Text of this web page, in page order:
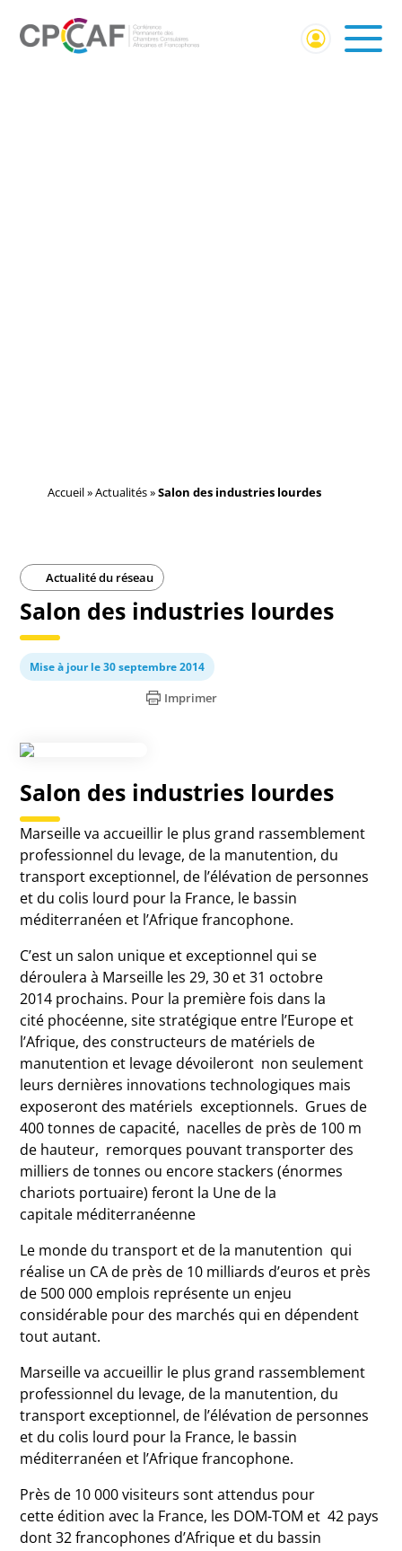
Accueil»Actualités»Salon des industries lourdes
Actualité du réseau
Salon des industries lourdes
Mise à jour le 30 septembre 2014
Imprimer
Salon des industries lourdes
Marseille va accueillir le plus grand rassemblement
professionnel du levage, de la manutention, du
transport exceptionnel, de l’élévation de personnes
et du colis lourd pour la France, le bassin
méditerranéen et l’Afrique francophone.
C’est un salon unique et exceptionnel qui se
déroulera à Marseille les 29, 30 et 31 octobre
2014 prochains. Pour la première fois dans la
cité phocéenne, site stratégique entre l’Europe et
l’Afrique, des constructeurs de matériels de
manutention et levage dévoileront non seulement
leurs dernières innovations technologiques mais
exposeront des matériels exceptionnels. Grues de
400 tonnes de capacité, nacelles de près de 100 m
de hauteur, remorques pouvant transporter des
milliers de tonnes ou encore stackers (énormes
chariots portuaire) feront la Une de la
capitale méditerranéenne
Le monde du transport et de la manutention qui
réalise un CA de près de 10 milliards d’euros et près
de 500 000 emplois représente un enjeu
considérable pour des marchés qui en dépendent
tout autant.
Marseille va accueillir le plus grand rassemblement
professionnel du levage, de la manutention, du
transport exceptionnel, de l’élévation de personnes
et du colis lourd pour la France, le bassin
méditerranéen et l’Afrique francophone.
Près de 10 000 visiteurs sont attendus pour
cette édition avec la France, les DOM-TOM et 42 pays
dont 32 francophones d’Afrique et du bassin